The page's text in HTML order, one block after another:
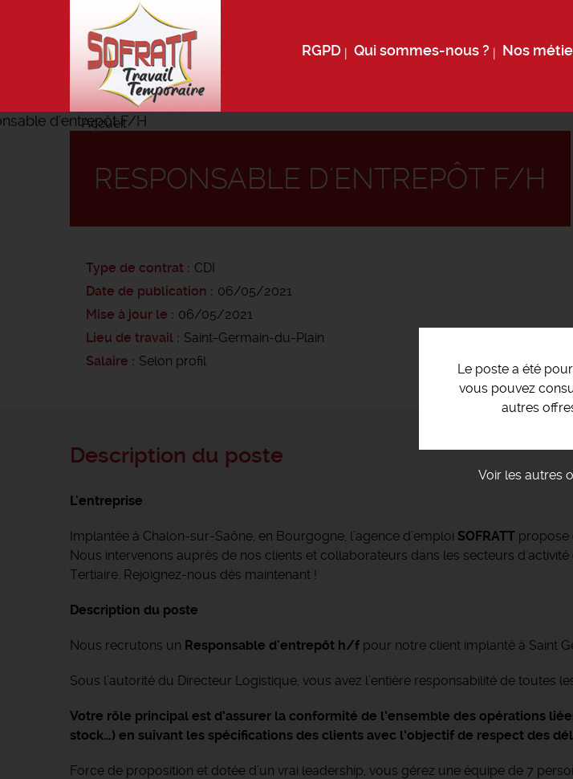
RGPD Qui sommes-nous ? Nos
Accueil
Le poste a été
vous pouvez
autres
Voir les autres
RESPONSABLE D'ENTREPÔT F/H
Type de contrat
CDI
Date de publication
06/05/2021
Mise à jour le
06/05/2021
Lieu de travail
Saint-Germain-du-Plain
Salaire
Selon profil
Description du poste
L'entreprise
Implantée à Chalon-sur-Saône, en Bourgogne, l’agence d’emploi SOFRATT propose
Nous intervenons auprès de nos clients et collaborateurs dans les secteurs
Tertiaire. Rejoignez-nous dès maintenant !
Description du poste
Nous recrutons un Responsable d'entrepôt h/f pour notre client implanté à Saint
Sous l’autorité du Directeur Logistique, vous avez l’entière responsabilité de toutes
Votre rôle principal est d’assurer la conformité de l’ensemble des opérations
stock…) en suivant les spécifications des clients avec l’objectif de respect des
Force de proposition et dotée d’un vrai leadership, vous gérez une équipe de 7